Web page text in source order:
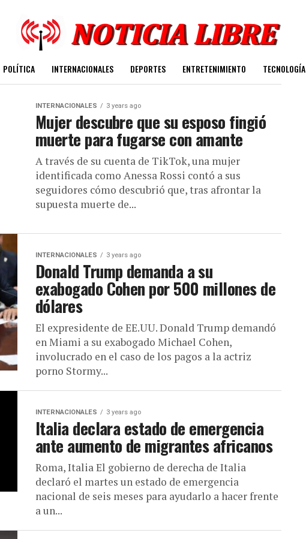
POLÍTICA INTERNACIONALES DEPORTES ENTRETENIMIENTO TECNOLOGÍA
INTERNACIONALES 3 years ago
Mujer descubre que su esposo fingió
muerte para fugarse con amante
A través de su cuenta de TikTok, una mujer
identificada como Anessa Rossi contó a sus
seguidores cómo descubrió que, tras afrontar la
supuesta muerte de...
INTERNACIONALES 3 years ago
Donald Trump demanda a su
exabogado Cohen por 500 millones de
dólares
El expresidente de EE.UU. Donald Trump demandó
en Miami a su exabogado Michael Cohen,
involucrado en el caso de los pagos a la actriz
porno Stormy...
INTERNACIONALES 3 years ago
Italia declara estado de emergencia
ante aumento de migrantes africanos
Roma, Italia El gobierno de derecha de Italia
declaró el martes un estado de emergencia
nacional de seis meses para ayudarlo a hacer frente
a un...